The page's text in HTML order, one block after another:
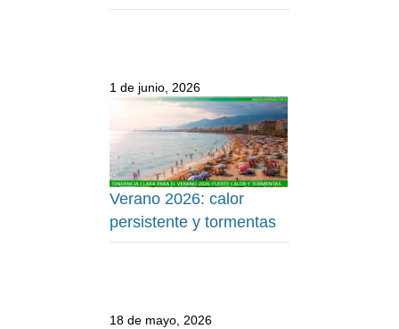
1 de junio, 2026
Verano 2026: calor
persistente y tormentas
18 de mayo, 2026